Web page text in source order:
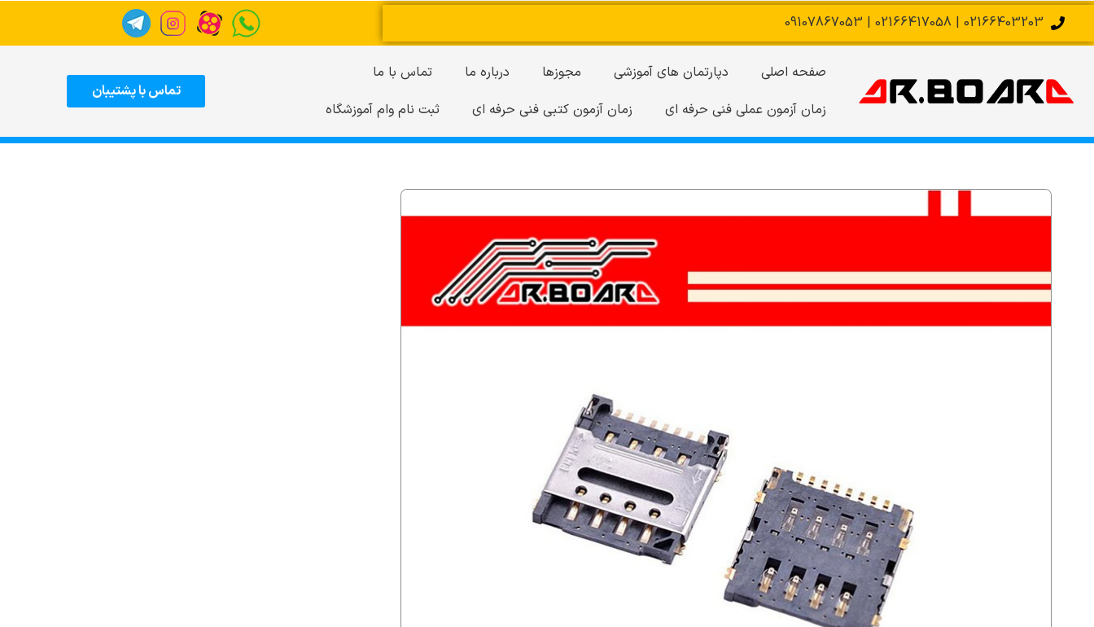
02166403203 | 02166417058 | 09107867053
صفحه اصلی دپارتمان های آموزشی مجوزها درباره ما
تماس با ما
زمان آزمون عملی فنی حرفه ای
زمان آزمون کتبی فنی حرفه ای ثبت نام وام آموزشگاه
تماس با پشتیبان